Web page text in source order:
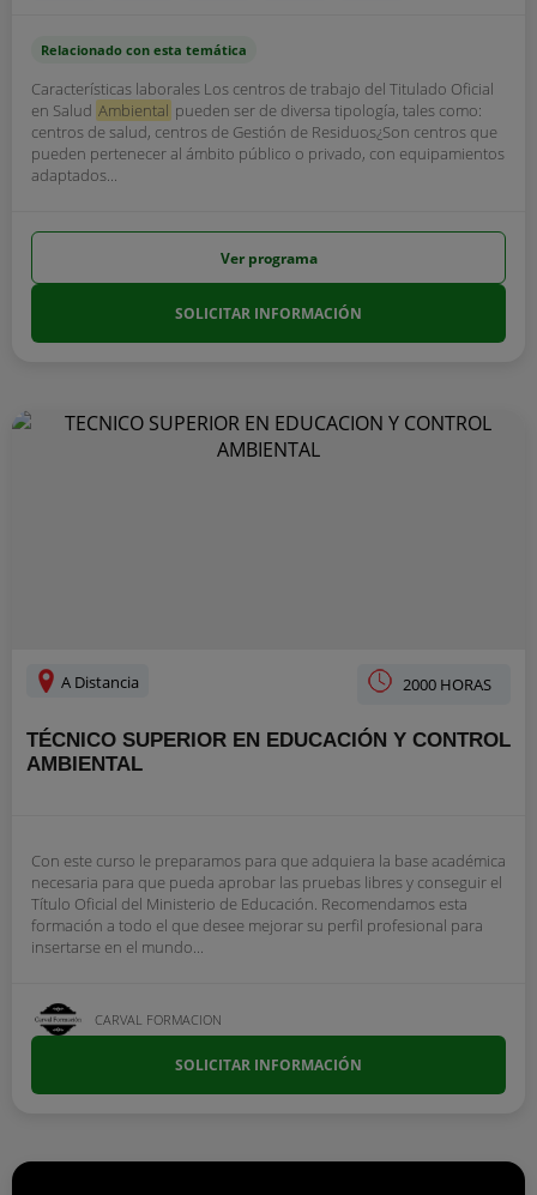
Relacionado con esta temática
Características laborales Los centros de trabajo del Titulado Oficial
en Salud Ambiental pueden ser de diversa tipología, tales como:
centros de salud, centros de Gestión de Residuos¿Son centros que
pueden pertenecer al ámbito público o privado, con equipamientos
adaptados...
Ver programa
SOLICITAR INFORMACIÓN
A Distancia 2000 HORAS
TÉCNICO SUPERIOR EN EDUCACIÓN Y CONTROL
AMBIENTAL
Con este curso le preparamos para que adquiera la base académica
necesaria para que pueda aprobar las pruebas libres y conseguir el
Título Oficial del Ministerio de Educación. Recomendamos esta
formación a todo el que desee mejorar su perfil profesional para
insertarse en el mundo...
CARVAL FORMACION
SOLICITAR INFORMACIÓN